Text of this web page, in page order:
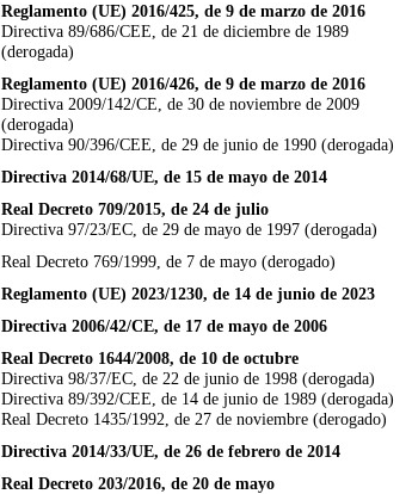
Reglamento (UE) 2016/425, de 9 de marzo de 2016
Directiva 89/686/CEE, de 21 de diciembre de 1989
(derogada)
Reglamento (UE) 2016/426, de 9 de marzo de 2016
Directiva 2009/142/CE, de 30 de noviembre de 2009
(derogada)
Directiva 90/396/CEE, de 29 de junio de 1990 (derogada)
Directiva 2014/68/UE, de 15 de mayo de 2014
Real Decreto 709/2015, de 24 de julio
Directiva 97/23/EC, de 29 de mayo de 1997 (derogada)
Real Decreto 769/1999, de 7 de mayo (derogado)
Reglamento (UE) 2023/1230, de 14 de junio de 2023
Directiva 2006/42/CE, de 17 de mayo de 2006
Real Decreto 1644/2008, de 10 de octubre
Directiva 98/37/EC, de 22 de junio de 1998 (derogada)
Directiva 89/392/CEE, de 14 de junio de 1989 (derogada)
Real Decreto 1435/1992, de 27 de noviembre (derogado)
Directiva 2014/33/UE, de 26 de febrero de 2014
Real Decreto 203/2016, de 20 de mayo